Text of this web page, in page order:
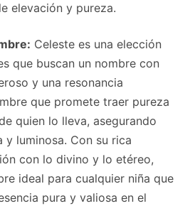
elevación y pureza.
Celeste es una elección
que buscan un nombre con
y una resonancia
que promete traer pureza
quien lo lleva, asegurando
y luminosa. Con su rica
con lo divino y lo etéreo,
ideal para cualquier niña que
pura y valiosa en el